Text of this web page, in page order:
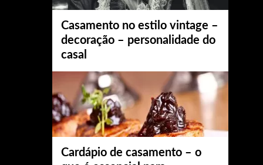
Casamento no estilo vintage –
decoração – personalidade do
casal
Cardápio de casamento – o